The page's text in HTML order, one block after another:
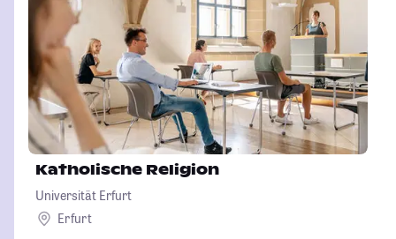
Katholische Religion
Universität Erfurt
Erfurt